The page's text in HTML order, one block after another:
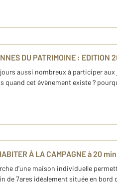
DU PATRIMOINE : EDITION
aussi nombreux à participer aux
quand cet évènement existe ?
À LA CAMPAGNE à 20
d'une maison individuelle
de 7ares idéalement située en